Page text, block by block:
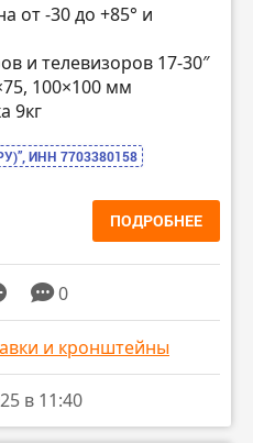
от -30 до +85° и
и телевизоров 17-30″
100×100 мм
9кг
ИНН 7703380158
ПОДРОБНЕЕ
0
и кронштейны
в 11:40